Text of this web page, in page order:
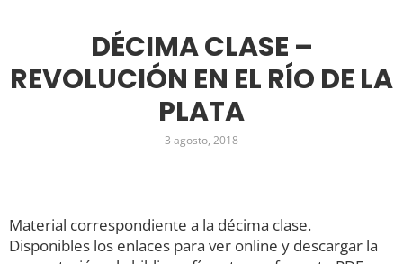
DÉCIMA CLASE –
REVOLUCIÓN EN EL RÍO DE LA
PLATA
3 agosto, 2018
Material correspondiente a la décima clase.
Disponibles los enlaces para ver online y descargar la